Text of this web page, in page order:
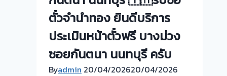
ตั๋วจำนำทอง ยินดีบริการ
ประเมินหน้าตั๋วฟรี บางม่วง
ซอยกันตนา นนทบุรี ครับ
Byadmin 20/04/202620/04/2026